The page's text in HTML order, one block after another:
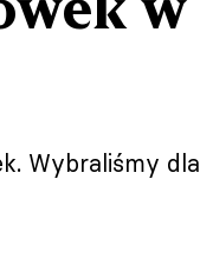
Wybraliśmy